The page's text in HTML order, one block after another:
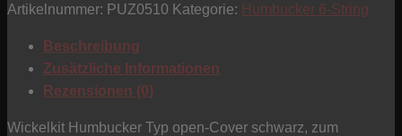
-
Typ
open-
Cover
Artikelnummer: PUZ0510 Kategorie: Humbucker 6-String
Beschreibung
Zusätzliche Informationen
Rezensionen (0)
Wickelkit Humbucker Typ open-Cover schwarz, zum